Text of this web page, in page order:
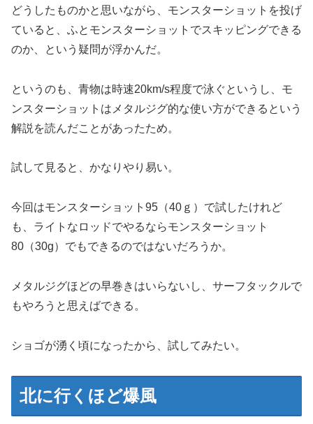
どうしたものかと思いながら、モンスターショットを投げ
ていると、ふとモンスターショットでスキッピングできる
のか、という疑問が浮かんだ。
というのも、青物は時速20km/s程度で泳ぐというし、モ
ンスターショットはメタルジグ的な使い方ができるという
解説を読んだことがあったため。
試して見ると、かなりやり易い。
今回はモンスターショット95（40ｇ）で試したけれど
も、ライトなロッドでやるならモンスターショット
80（30g）でもできるのではないだろうか。
メタルジグほどの早巻きはいらないし、サーフタックルで
もやろうと思えばできる。
ショゴが湧く頃になったから、試してみたい。
北に行くほど爆風